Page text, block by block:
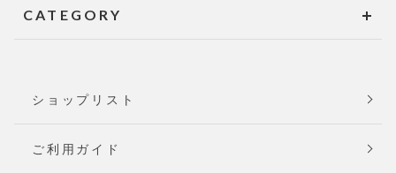
CATEGORY
ショップリスト
ご利用ガイド